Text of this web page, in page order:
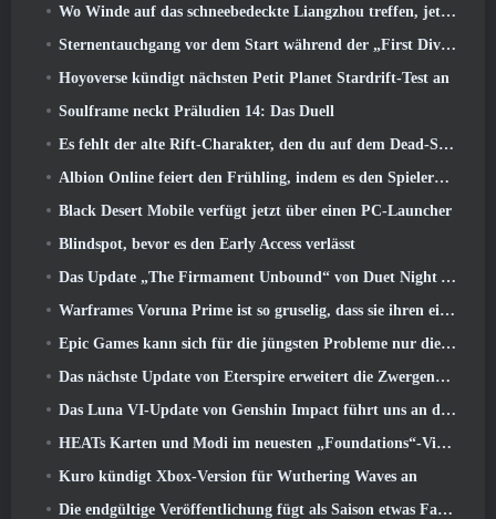
Wo Winde auf das schneebedeckte Liangzhou treffen, jetzt mit der Veröffentlichung der Version verfügbar 1.5
Sternentauchgang vor dem Start während der „First Dive Show“
Hoyoverse kündigt nächsten Petit Planet Stardrift-Test an
Soulframe neckt Präludien 14: Das Duell
Es fehlt der alte Rift-Charakter, den du auf dem Dead-Server zurückgelassen hast? Gamigo hat eine Lösung dafür
Albion Online feiert den Frühling, indem es den Spielern ein süßes Hasen-Reittier anbietet
Black Desert Mobile verfügt jetzt über einen PC-Launcher
Blindspot, bevor es den Early Access verlässt
Das Update „The Firmament Unbound“ von Duet Night Abyss schließt die Geschichte von Huaxu ab
Warframes Voruna Prime ist so gruselig, dass sie ihren eigenen Red-Band-Trailer bekommen hat
Epic Games kann sich für die jüngsten Probleme nur die Schuld geben
Das nächste Update von Eterspire erweitert die Zwergenminen und bietet eine vollständige Überarbeitung des Bosskampfs
Das Luna VI-Update von Genshin Impact führt uns an den Ort, von dem Mondstadt immer wieder spricht, den wir aber noch nie gesehen haben
HEATs Karten und Modi im neuesten „Foundations“-Video
Kuro kündigt Xbox-Version für Wuthering Waves an
Die endgültige Veröffentlichung fügt als Saison etwas Fantasie hinzu 10 Startet